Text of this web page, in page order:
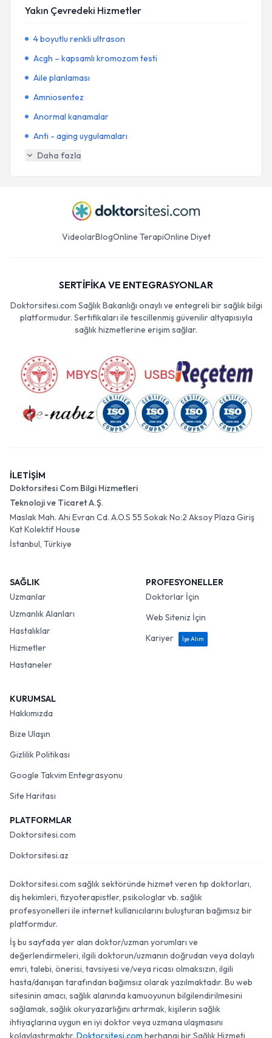
Yakın Çevredeki Hizmetler
4 boyutlu renkli ultrason
Acgh – kapsamlı kromozom testi
Aile planlaması
Amniosentez
Anormal kanamalar
Anti - aging uygulamaları
Daha fazla
VideolarBlogOnline TerapiOnline Diyet
SERTİFİKA VE ENTEGRASYONLAR
Doktorsitesi.com Sağlık Bakanlığı onaylı ve entegreli bir sağlık bilgi
platformudur. Sertifikaları ile tescillenmiş güvenilir altyapısıyla
sağlık hizmetlerine erişim sağlar.
İLETİŞİM
Doktorsitesi Com Bilgi Hizmetleri
Teknoloji ve Ticaret A.Ş.
Maslak Mah. Ahi Evran Cd. A.O.S 55 Sokak No:2 Aksoy Plaza Giriş
Kat Kolektif House
İstanbul, Türkiye
SAĞLIK
Uzmanlar
Uzmanlık Alanları
Hastalıklar
Hizmetler
Hastaneler
PROFESYONELLER
Doktorlar İçin
Web Siteniz İçin
Kariyer
İşe Alım
KURUMSAL
Hakkımızda
Bize Ulaşın
Gizlilik Politikası
Google Takvim Entegrasyonu
Site Haritası
PLATFORMLAR
Doktorsitesi.com
Doktorsitesi.az
Doktorsitesi.com sağlık sektöründe hizmet veren tıp doktorları,
diş hekimleri, fizyoterapistler, psikologlar vb. sağlık
profesyonelleri ile internet kullanıcılarını buluşturan bağımsız bir
platformdur.
İş bu sayfada yer alan doktor/uzman yorumları ve
değerlendirmeleri, ilgili doktorun/uzmanın doğrudan veya dolaylı
emri, talebi, önerisi, tavsiyesi ve/veya ricası olmaksızın, ilgili
hasta/danışan tarafından bağımsız olarak yazılmaktadır. Bu web
sitesinin amacı, sağlık alanında kamuoyunun bilgilendirilmesini
sağlamak, sağlık okuryazarlığını artırmak, kişilerin sağlık
ihtiyaçlarına uygun en iyi doktor veya uzmana ulaşmasını
kolaylaştırmaktır. Doktorsitesi.com herhangi bir Sağlık Hizmeti